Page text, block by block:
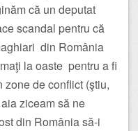
că un deputat
scandal pentru că
din România
la oaste pentru a fi
zone de conflict (ştiu,
ziceam să ne
din România să-i